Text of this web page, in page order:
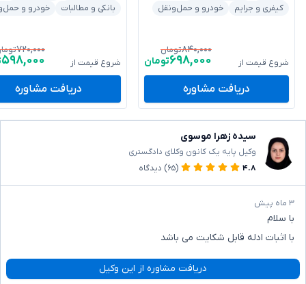
کیفری و جرایم
خودرو و حمل‌ونقل
شروع قیمت از
۸۴۰,۰۰۰تومان
۶۹۸,۰۰۰تومان
دریافت مشاوره
بانکی و مطالبات
خودرو و
شروع قیمت از
۷۲۰,۰۰۰
۵۹۸,۰۰۰
دریافت مشاوره
سیده زهرا موسوی
وکیل پایه یک کانون وکلای دادگستری
۴.۸
(۶۵) دیدگاه
۳ ماه پیش
با سلام
با اثبات ادله قابل شکایت می باشد
دریافت مشاوره از این وکیل